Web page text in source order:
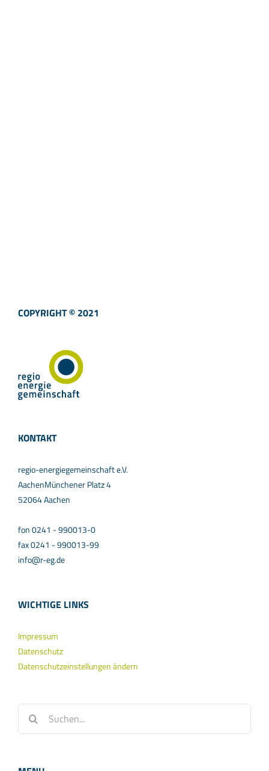
COPYRIGHT © 2021
KONTAKT
regio-energiegemeinschaft e.V.
AachenMünchener Platz 4
52064 Aachen
fon 0241 - 990013-0
fax 0241 - 990013-99
info@r-eg.de
WICHTIGE LINKS
Impressum
Datenschutz
Datenschutzeinstellungen ändern
nach: